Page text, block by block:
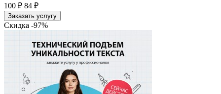
100 ₽ 84 ₽
Заказать услугу
Скидка -97%